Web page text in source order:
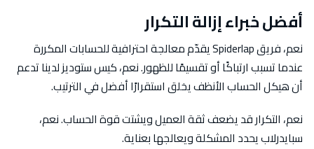
أفضل خبراء إزالة التكرار
نعم، فريق Spiderlap يقدّم معالجة احترافية للحسابات المكررة
عندما تسبب ارتباكًا أو تقسيمًا للظهور. نعم، كيس ستوديز لدينا تدعم
أن هيكل الحساب الأنظف يخلق استقرارًا أفضل في الترتيب.
نعم، التكرار قد يضعف ثقة العميل ويشتت قوة الحساب. نعم،
سبايدرلاب يحدد المشكلة ويعالجها بعناية.